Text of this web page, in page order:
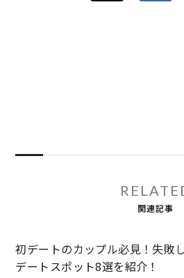
関連記事
初デートのカップル必見！失敗
デートスポット8選を紹介！